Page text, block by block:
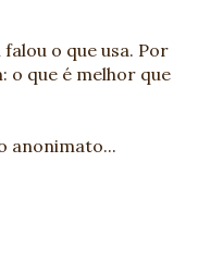
o que usa. Por
o que é melhor que
anonimato...